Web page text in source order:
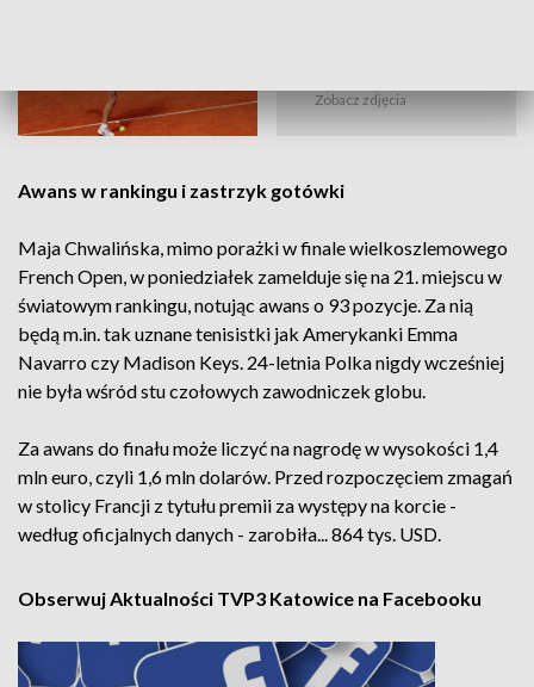
Zobacz zdjęcia
Awans w rankingu i zastrzyk gotówki
Maja Chwalińska, mimo porażki w finale wielkoszlemowego
French Open, w poniedziałek zamelduje się na 21. miejscu w
światowym rankingu, notując awans o 93 pozycje. Za nią
będą m.in. tak uznane tenisistki jak Amerykanki Emma
Navarro czy Madison Keys. 24-letnia Polka nigdy wcześniej
nie była wśród stu czołowych zawodniczek globu.
Za awans do finału może liczyć na nagrodę w wysokości 1,4
mln euro, czyli 1,6 mln dolarów. Przed rozpoczęciem zmagań
w stolicy Francji z tytułu premii za występy na korcie -
według oficjalnych danych - zarobiła... 864 tys. USD.
Obserwuj Aktualności TVP3 Katowice na Facebooku